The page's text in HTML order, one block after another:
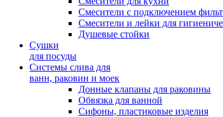
Смесители с подключением
Cмесители и лейки для
Душевые стойки
Сушки
для посуды
Системы слива для
ванн, раковин и моек
Донные клапаны для раковины
Обвязка для ванной
Сифоны, пластиковые изделия